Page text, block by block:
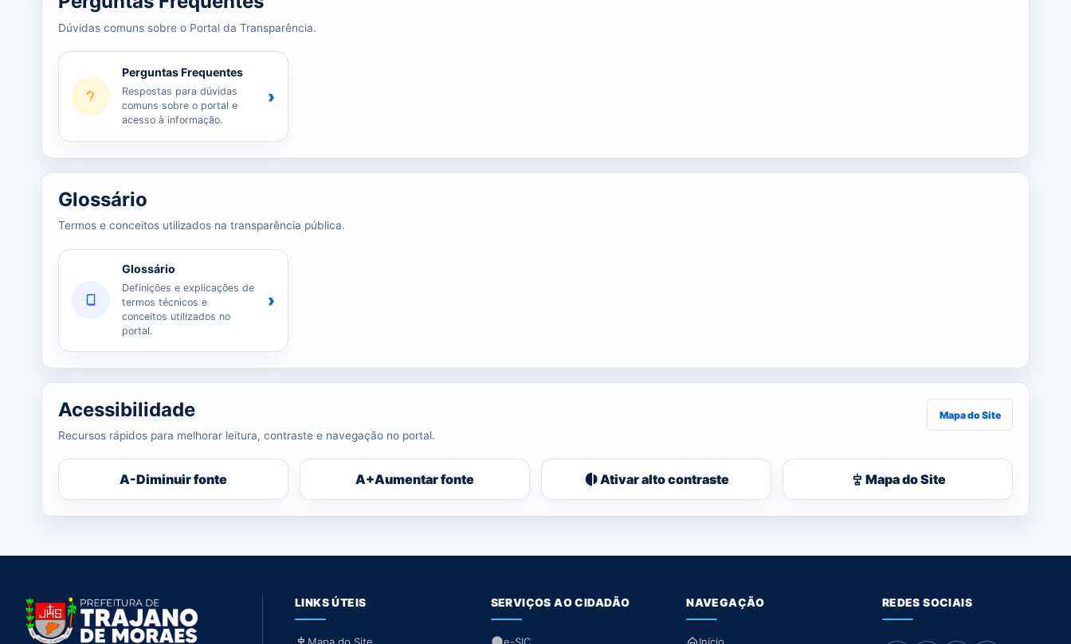
Dúvidas comuns sobre o Portal da Transparência.
Perguntas Frequentes
Respostas para dúvidas
comuns sobre o portal e
acesso à informação.
›
Glossário
Termos e conceitos utilizados na transparência pública.
Glossário
Definições e explicações de
termos técnicos e
conceitos utilizados no
portal.
›
Acessibilidade
Recursos rápidos para melhorar leitura, contraste e navegação no portal.
Mapa do Site
A-Diminuir fonte A+Aumentar fonte Ativar alto contraste Mapa do Site
LINKS ÚTEIS SERVIÇOS AO CIDADÃO NAVEGAÇÃO REDES SOCIAIS